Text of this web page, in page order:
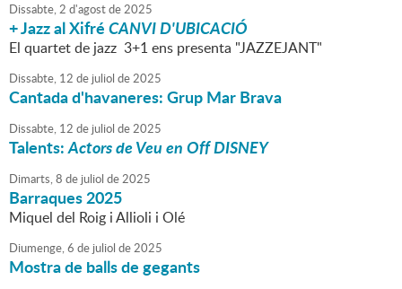
Dissabte,2 d'agostde2025
+ Jazz al XifréCANVI D'UBICACIÓ
El quartet de jazz 3+1 ens presenta "JAZZEJANT"
Dissabte, 12 de juliol de2025
Cantada d'havaneres: Grup Mar Brava
Dissabte, 12 de juliol de2025
Talents:Actors de Veu en Off DISNEY
Dimarts,8 de juliol de2025
Barraques 2025
Miquel del Roig i Allioli i Olé
Diumenge,6 de juliol de2025
Mostra de balls de gegants